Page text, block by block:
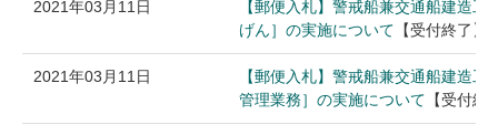
2021年03月11日
【郵便入札】警戒船兼交通船建造
げん］の実施について 【受付終了】
2021年03月11日
【郵便入札】警戒船兼交通船建造
管理業務］の実施について 【受付終